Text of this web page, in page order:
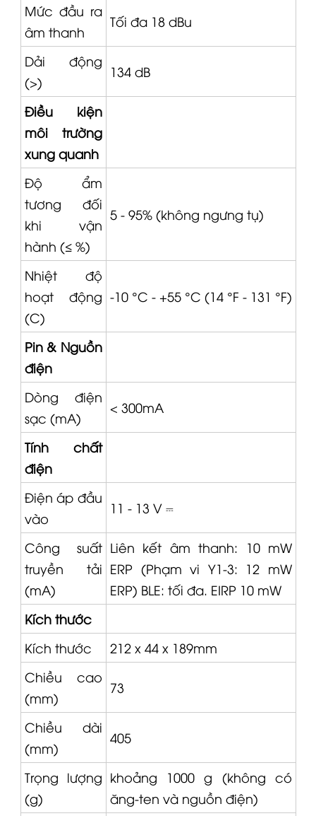
Mức đầu ra
âm thanh
Tối đa 18 dBu
Dải động
(>)
134 dB
Điều kiện
môi trường
xung quanh
Độ ẩm
tương đối
khi vận
hành (≤ %)
5 - 95% (không ngưng tụ)
Nhiệt độ
hoạt động
(C)
-10 °C - +55 °C (14 °F - 131 °F)
Pin & Nguồn
điện
Dòng điện
sạc (mA)
< 300mA
Tính chất
điện
Điện áp đầu
vào
11 - 13 V ⎓
Công suất
truyền tải
(mA)
Liên kết âm thanh: 10 mW
ERP (Phạm vi Y1-3: 12 mW
ERP) BLE: tối đa. EIRP 10 mW
Kích thước
Kích thước
212 x 44 x 189mm
Chiều cao
(mm)
73
Chiều dài
(mm)
405
Trọng lượng
(g)
khoảng 1000 g (không có
ăng-ten và nguồn điện)